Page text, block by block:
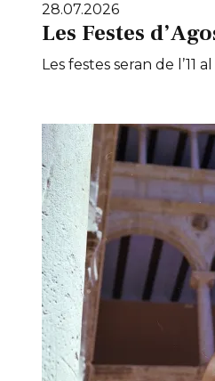
28.07.2026
Les Festes
Les festes seran de l’11